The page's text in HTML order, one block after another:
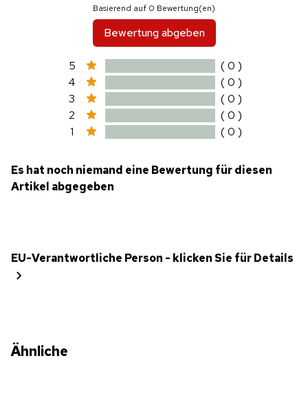
Basierend auf 0 Bewertung(en)
Bewertung abgeben
5
( 0 )
4
( 0 )
3
( 0 )
2
( 0 )
1
( 0 )
Es hat noch niemand eine Bewertung für diesen
Artikel abgegeben
EU-Verantwortliche Person - klicken Sie für Details
Ähnliche